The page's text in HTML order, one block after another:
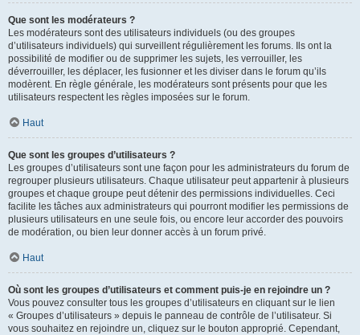
Que sont les modérateurs ?
Les modérateurs sont des utilisateurs individuels (ou des groupes
d’utilisateurs individuels) qui surveillent régulièrement les forums. Ils ont la
possibilité de modifier ou de supprimer les sujets, les verrouiller, les
déverrouiller, les déplacer, les fusionner et les diviser dans le forum qu’ils
modèrent. En règle générale, les modérateurs sont présents pour que les
utilisateurs respectent les règles imposées sur le forum.
Haut
Que sont les groupes d’utilisateurs ?
Les groupes d’utilisateurs sont une façon pour les administrateurs du forum de
regrouper plusieurs utilisateurs. Chaque utilisateur peut appartenir à plusieurs
groupes et chaque groupe peut détenir des permissions individuelles. Ceci
facilite les tâches aux administrateurs qui pourront modifier les permissions de
plusieurs utilisateurs en une seule fois, ou encore leur accorder des pouvoirs
de modération, ou bien leur donner accès à un forum privé.
Haut
Où sont les groupes d’utilisateurs et comment puis-je en rejoindre un ?
Vous pouvez consulter tous les groupes d’utilisateurs en cliquant sur le lien
« Groupes d’utilisateurs » depuis le panneau de contrôle de l’utilisateur. Si
vous souhaitez en rejoindre un, cliquez sur le bouton approprié. Cependant,